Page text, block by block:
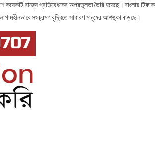
কয়েকটি রাজ্যে প্রতিষেধকের অপ্রতুলতা তৈরি হয়েছে। বাংলায়
সংক্রমণ বৃদ্ধিতে সাধারণ মানুষের আশঙ্কা বাড়ছে।